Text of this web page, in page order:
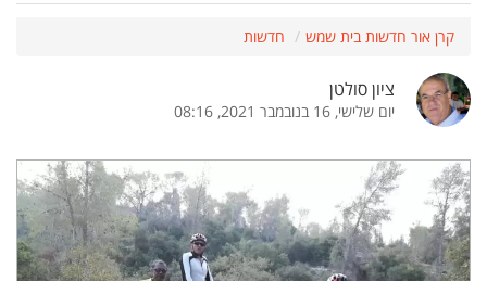
קרן אור חדשות בית שמש חדשות
ציון סולטן
יום שלישי, 16 בנובמבר 2021, 08:16